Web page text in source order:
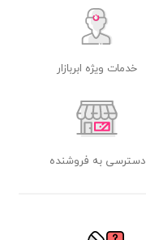
خدمات ویژه ابربازار
دسترسی به فروشنده